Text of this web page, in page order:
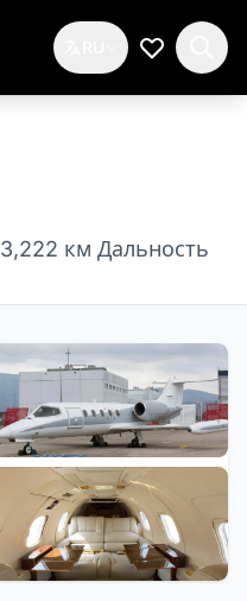
Мой
3,222 км Дальность